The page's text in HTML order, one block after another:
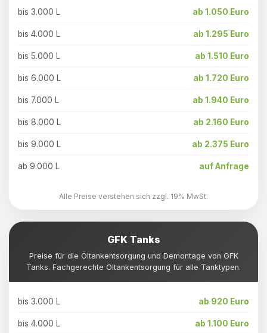
bis 3.000 L ab 1.050 Euro
bis 4.000 L ab 1.295 Euro
bis 5.000 L ab 1.510 Euro
bis 6.000 L ab 1.720 Euro
bis 7.000 L ab 1.940 Euro
bis 8.000 L ab 2.160 Euro
bis 9.000 L ab 2.375 Euro
ab 9.000 L auf Anfrage
Alle Preise verstehen sich zzgl. 19% MwSt.
GFK Tanks
Preise für die Öltankentsorgung und Demontage von GFK
Tanks. Fachgerechte Öltankentsorgung für alle Tanktypen.
bis 3.000 L ab 920 Euro
bis 4.000 L ab 1.100 Euro